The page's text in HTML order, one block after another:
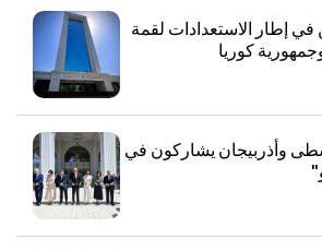
في إطار الاستعدادات لقمة
كوريا
وأذربيجان يشاركون في